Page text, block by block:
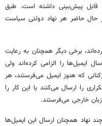
قابل پیش‌بینی داشته است. طبق
حال حاضر هر نهاد دولتی سیاست
برخی دیگر همچنان به رعایت
ایمیل‌ها را الزامی کرده‌اند ولی
که هنوز ایمیل می‌فرستند، هر
را ارسال می‌کنند یا این کار را
خارجی می‌فرستند.
نهاد همچنان ارسال این ایمیل‌ها